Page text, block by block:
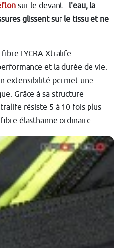
sur le devant : l'eau, la
glissent sur le tissu et ne
LYCRA Xtralife
et la durée de vie.
extensibilité permet une
Grâce à sa structure
résiste 5 à 10 fois plus
élasthanne ordinaire.